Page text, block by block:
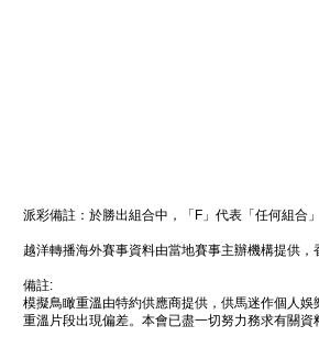
派彩備註：於勝出組合中，「F」代表「任何組合
越洋轉播海外賽事資料由當地賽事主辦機構提供
備註:
模擬鳥瞰重溫由特約供應商提供，供馬迷作個人
重溫片段出現偏差。本會已盡一切努力務求有關